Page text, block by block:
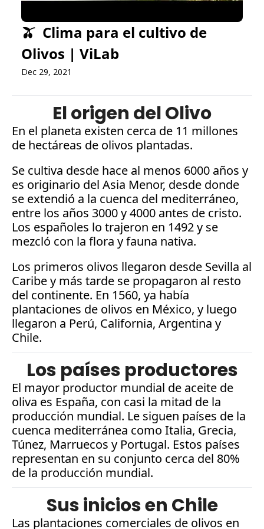
🫒  Clima para el cultivo de
Olivos | ViLab
Dec 29, 2021
El origen del Olivo
En el planeta existen cerca de 11 millones
de hectáreas de olivos plantadas.
Se cultiva desde hace al menos 6000 años y
es originario del Asia Menor, desde donde
se extendió a la cuenca del mediterráneo,
entre los años 3000 y 4000 antes de cristo.
Los españoles lo trajeron en 1492 y se
mezcló con la flora y fauna nativa.
Los primeros olivos llegaron desde Sevilla al
Caribe y más tarde se propagaron al resto
del continente. En 1560, ya había
plantaciones de olivos en México, y luego
llegaron a Perú, California, Argentina y
Chile.
Los países productores
El mayor productor mundial de aceite de
oliva es España, con casi la mitad de la
producción mundial. Le siguen países de la
cuenca mediterránea como Italia, Grecia,
Túnez, Marruecos y Portugal. Estos países
representan en su conjunto cerca del 80%
de la producción mundial.
Sus inicios en Chile
Las plantaciones comerciales de olivos en